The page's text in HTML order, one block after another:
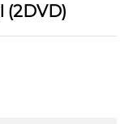
(2DVD)